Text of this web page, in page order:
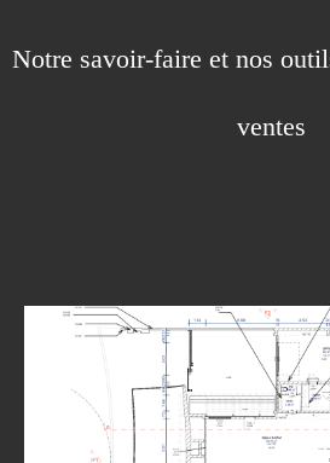
Notre savoir-faire et nos
ventes